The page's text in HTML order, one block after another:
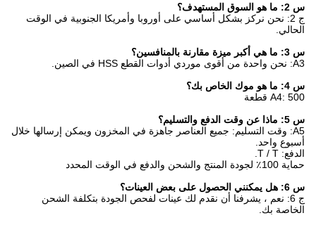
س 2: ما هو السوق المستهدف؟
ج 2: نحن نركز بشكل أساسي على أوروبا وأمريكا الجنوبية في الوقت
الحالي.
س 3: ما هي أكبر ميزة مقارنة بالمنافسين؟
A3: نحن واحدة من أقوى موردي أدوات القطع HSS في الصين.
س 4: ما هو موك الخاص بك؟
A4: 500 قطعة
س 5: ماذا عن وقت الدفع والتسليم؟
A5: وقت التسليم: جميع العناصر جاهزة في المخزون ويمكن إرسالها خلال
أسبوع واحد.
الدفع: T / T.
حماية 100٪ لجودة المنتج والشحن والدفع في الوقت المحدد
س 6: هل يمكنني الحصول على بعض العينات؟
ج 6: نعم ، يشرفنا أن نقدم لك عينات لفحص الجودة بتكلفة الشحن
الخاصة بك.